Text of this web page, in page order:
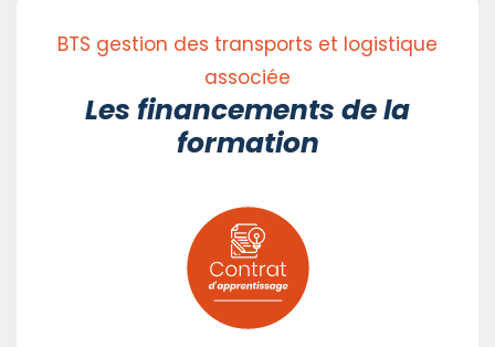
BTS gestion des transports et logistique
associée
Les financements de la
formation